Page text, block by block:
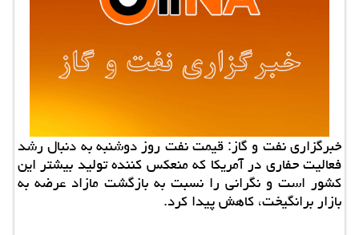
خبرگزاری نفت و گاز: قیمت نفت روز دوشنبه به دنبال رشد
فعالیت حفاری در آمریكا كه منعكس كننده تولید بیشتر این
كشور است و نگرانی را نسبت به بازگشت مازاد عرضه به
بازار برانگیخت، كاهش پیدا كرد.